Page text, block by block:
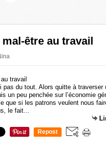
mal-être au travail
pas du tout. Alors quitte à traverser
un peu penchée sur l’économie
que si les patrons veulent nous
le fait...
Repost